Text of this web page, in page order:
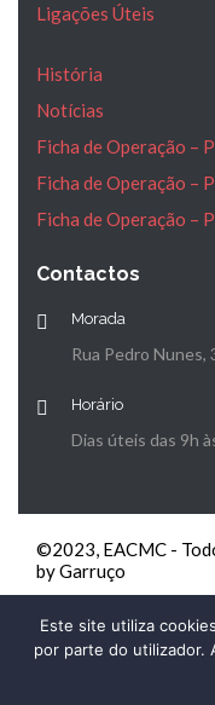
Ligações Úteis
História
Notícias
Ficha de Operação –
Ficha de Operação –
Ficha de Operação –
Contactos
Morada
Rua Pedro Nunes,
Horário
Dias úteis das 9h
©2023, EACMC -
by Garruço
Este site utiliza
por parte do utilizador.